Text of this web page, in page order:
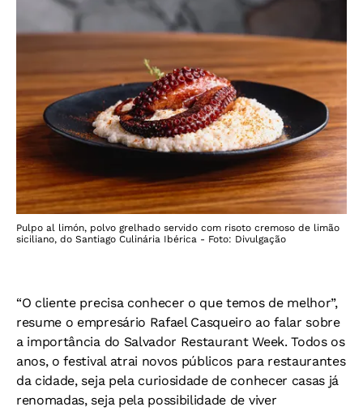
Pulpo al limón, polvo grelhado servido com risoto cremoso de limão
siciliano, do Santiago Culinária Ibérica - Foto: Divulgação
“O cliente precisa conhecer o que temos de melhor”,
resume o empresário Rafael Casqueiro ao falar sobre
a importância do Salvador Restaurant Week. Todos os
anos, o festival atrai novos públicos para restaurantes
da cidade, seja pela curiosidade de conhecer casas já
renomadas, seja pela possibilidade de viver